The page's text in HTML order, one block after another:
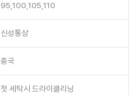
95,100,105,110
신성통상
중국
첫 세탁시 드라이클리닝